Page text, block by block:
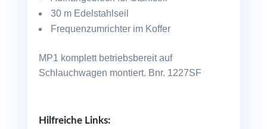
30 m Edelstahlseil
Frequenzumrichter im Koffer
MP1 komplett betriebsbereit auf
Schlauchwagen montiert. Bnr. 1227SF
Hilfreiche Links: